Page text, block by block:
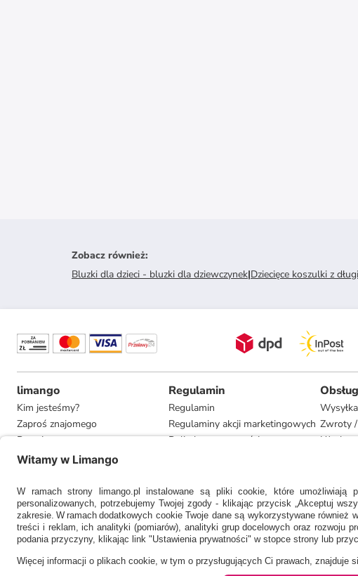
Zobacz również:
Bluzki dla dzieci - bluzki dla dziewczynek|Dziecięce koszulki z
limango
Kim jesteśmy?
Zaproś znajomego
Pracuj u nas
Informacje dla prasy
Regulamin
Regulamin
Regulaminy akcji marketingowych
Polityka prywatności
Zwroty